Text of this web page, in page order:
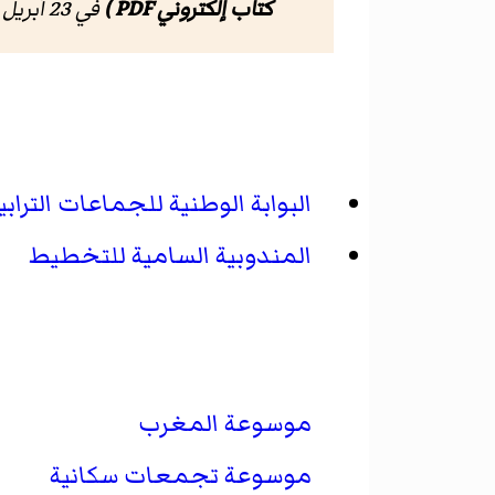
كتاب إلكتروني PDF ) في 23 أبريل 2012.
البوابة الوطنية للجماعات
المندوبية السامية للتخطيط
موسوعة المغرب
موسوعة تجمعات سكانية